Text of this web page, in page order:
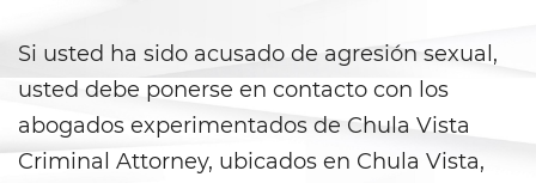
Posesión De Metanfetamina
Drogas
Si usted ha sido acusado de agresión sexual,
usted debe ponerse en contacto con los
abogados experimentados de Chula Vista
Criminal Attorney, ubicados en Chula Vista,